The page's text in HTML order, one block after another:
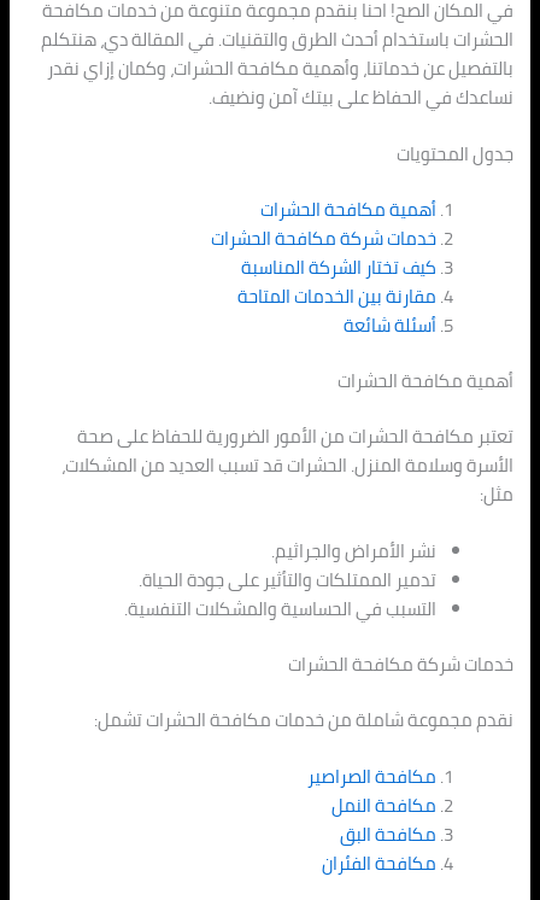
في المكان الصح! احنا بنقدم مجموعة متنوعة من خدمات مكافحة
الحشرات باستخدام أحدث الطرق والتقنيات. في المقالة دي، هنتكلم
بالتفصيل عن خدماتنا، وأهمية مكافحة الحشرات، وكمان إزاي نقدر
نساعدك في الحفاظ على بيتك آمن ونضيف.
جدول المحتويات
أهمية مكافحة الحشرات
خدمات شركة مكافحة الحشرات
كيف تختار الشركة المناسبة
مقارنة بين الخدمات المتاحة
أسئلة شائعة
أهمية مكافحة الحشرات
تعتبر مكافحة الحشرات من الأمور الضرورية للحفاظ على صحة
الأسرة وسلامة المنزل. الحشرات قد تسبب العديد من المشكلات،
مثل:
نشر الأمراض والجراثيم.
تدمير الممتلكات والتأثير على جودة الحياة.
التسبب في الحساسية والمشكلات التنفسية.
خدمات شركة مكافحة الحشرات
نقدم مجموعة شاملة من خدمات مكافحة الحشرات تشمل:
مكافحة الصراصير
مكافحة النمل
مكافحة البق
مكافحة الفئران